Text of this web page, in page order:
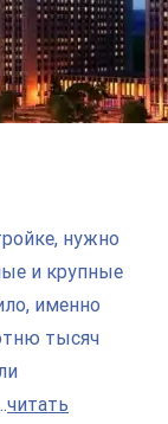
нужно
и крупные
именно
тысяч
читать